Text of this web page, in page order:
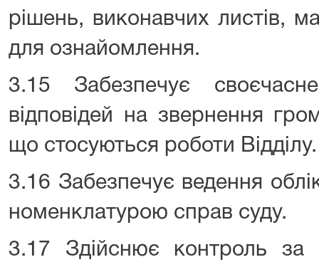
рішень, виконавчих листів,
для ознайомлення.
3.15 Забезпечує
відповідей на звернення
що стосуються роботи Відділу.
3.16 Забезпечує ведення
номенклатурою справ суду.
3.17 Здійснює контроль за